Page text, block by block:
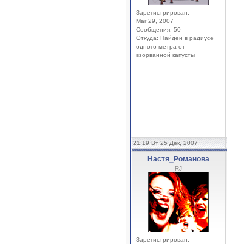
Зарегистрирован:
Mar 29, 2007
Сообщения: 50
Откуда: Найден в радиусе
одного метра от
взорванной капусты
21:19 Вт 25 Дек, 2007
Настя_Романова
RJ
Зарегистрирован: